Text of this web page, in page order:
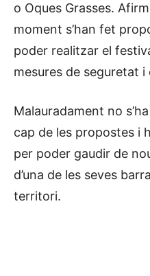
o Oques Grasses.
moment s’han fet
poder realitzar el
mesures de seguretat
Malauradament no
cap de les propostes i
per poder gaudir de
d’una de les seves
territori.